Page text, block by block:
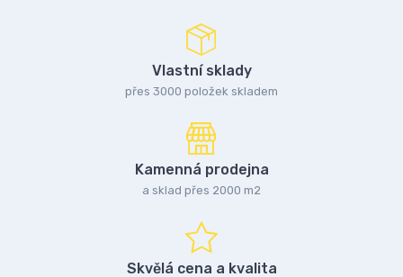
Vlastní sklady
přes 3000 položek skladem
Kamenná prodejna
a sklad přes 2000 m2
Skvělá cena a kvalita